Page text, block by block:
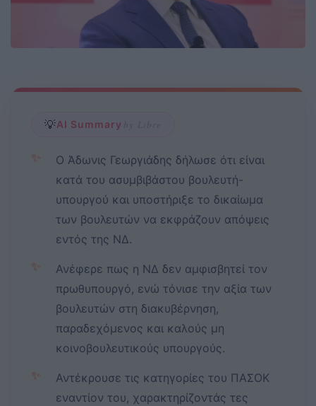
💡AI Summary by Libre
✨
Ο Άδωνις Γεωργιάδης δήλωσε ότι είναι
κατά του ασυμβιβάστου βουλευτή-
υπουργού και υποστήριξε το δικαίωμα
των βουλευτών να εκφράζουν απόψεις
εντός της ΝΔ.
✨
Ανέφερε πως η ΝΔ δεν αμφισβητεί τον
πρωθυπουργό, ενώ τόνισε την αξία των
βουλευτών στη διακυβέρνηση,
παραδεχόμενος και καλούς μη
κοινοβουλευτικούς υπουργούς.
✨
Αντέκρουσε τις κατηγορίες του ΠΑΣΟΚ
εναντίον του, χαρακτηρίζοντάς τες